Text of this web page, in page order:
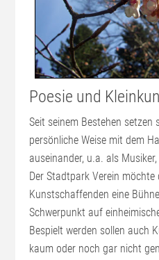
Poesie und
Seit seinem Bestehen
persönliche Weise mit dem
auseinander, u.a. als
Der Stadtpark Verein möchte
Kunstschaffenden eine
Schwerpunkt auf
Bespielt werden sollen auch
kaum oder noch gar nicht